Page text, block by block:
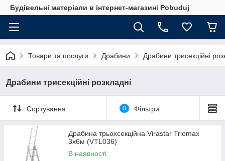
Будівельні матеріали в інтернет-магазині Pobuduj
Товари та послуги Драбини Драбини трисекційні
Драбини трисекційні розкладні
Сортування 0 Фільтри
Драбина трьохсекційна Virastar Triomax
3x6м (VTL036)
В наявності